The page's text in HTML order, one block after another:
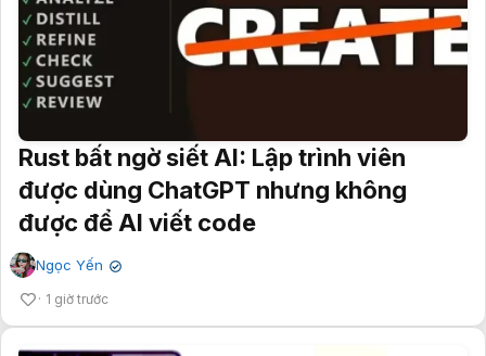
Rust bất ngờ siết AI: Lập trình viên
được dùng ChatGPT nhưng không
được để AI viết code
Ngọc Yến ✔
1 giờ trước